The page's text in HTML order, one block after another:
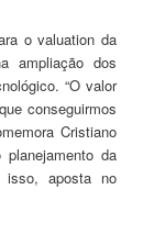
o valuation da
ampliação dos
“O valor
conseguirmos
Cristiano
da
isso, aposta no